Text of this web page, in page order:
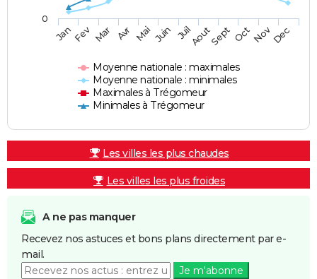
Moyenne nationale : maximales
Moyenne nationale : minimales
Maximales à Trégomeur
Minimales à Trégomeur
JanFev Mar Avr Mai Juin JuilAoutSept OctNovDec
0
Les villes les plus chaudes
Les villes les plus froides
A ne pas manquer
Recevez nos astuces et bons plans directement par e-
mail.
Je m'abonne